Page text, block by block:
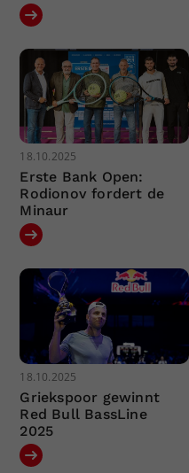
18.10.2025
Erste Bank Open:
Rodionov fordert de
Minaur
18.10.2025
Griekspoor gewinnt
Red Bull BassLine
2025